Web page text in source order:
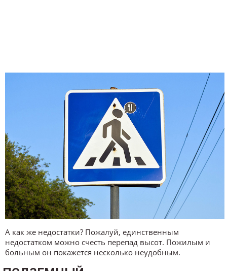
А как же недостатки? Пожалуй, единственным
недостатком можно счесть перепад высот. Пожилым и
больным он покажется несколько неудобным.